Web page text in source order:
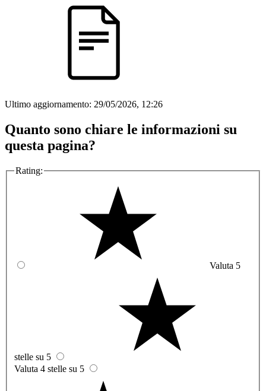
Ultimo aggiornamento: 29/05/2026, 12:26
Quanto sono chiare le informazioni su
questa pagina?
Rating:
Valuta 5
stelle su 5
Valuta 4 stelle su 5